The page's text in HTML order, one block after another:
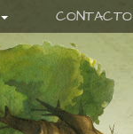
CONTACTO